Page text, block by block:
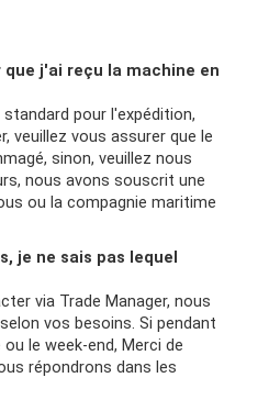
j'ai reçu la machine en
pour l'expédition,
veuillez vous assurer que le
sinon, veuillez nous
nous avons souscrit une
ou la compagnie maritime
je ne sais pas lequel
via Trade Manager, nous
vos besoins. Si pendant
le week-end, Merci de
répondrons dans les